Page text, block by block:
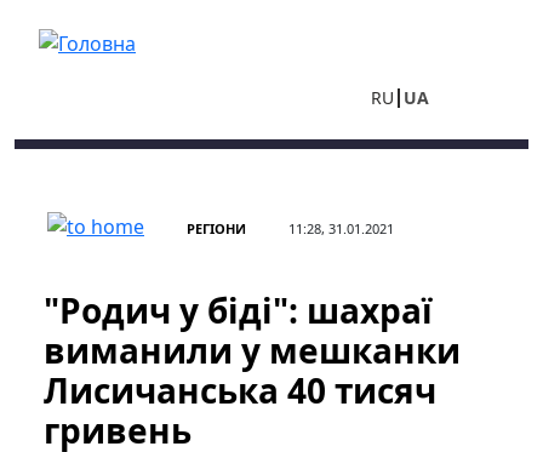
RU UA
РЕГІОНИ 11:28, 31.01.2021
"Родич у біді": шахраї
виманили у мешканки
Лисичанська 40 тисяч
гривень